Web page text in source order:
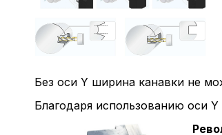
Без оси Y ширина канавки не
Благодаря использованию оси